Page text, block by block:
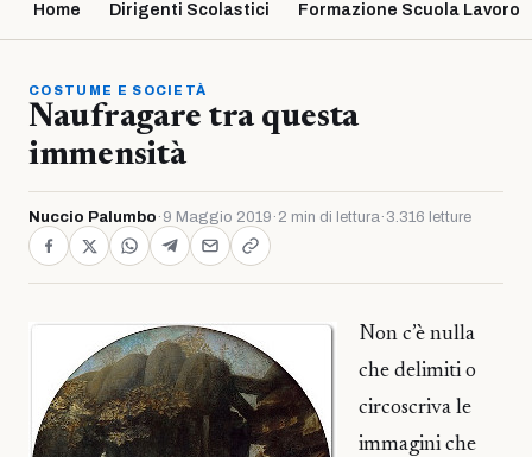
Home Dirigenti Scolastici Formazione Scuola Lavoro
COSTUME E SOCIETÀ
Naufragare tra questa
immensità
Nuccio Palumbo · 9 Maggio 2019 · 2 min di lettura· 3.316 letture
Non c’è nulla
che delimiti o
circoscriva le
immagini che